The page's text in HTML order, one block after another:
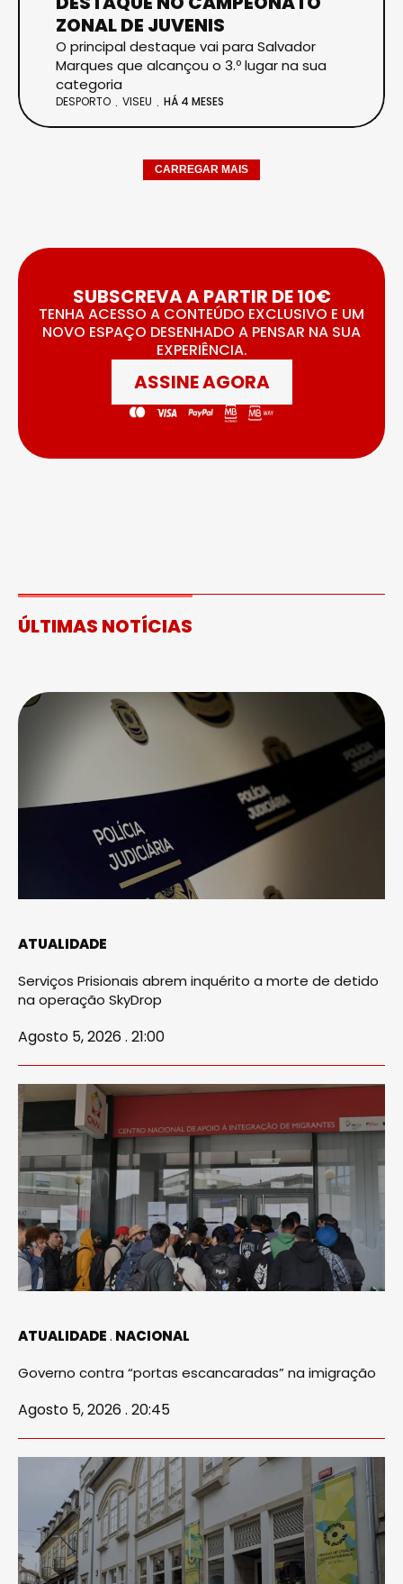
ZONAL DE JUVENIS
O principal destaque vai para Salvador
Marques que alcançou o 3.º lugar na sua
categoria
DESPORTO VISEU HÁ 4 MESES
CARREGAR MAIS
SUBSCREVA A PARTIR DE 10€
TENHA ACESSO A CONTEÚDO EXCLUSIVO E UM
NOVO ESPAÇO DESENHADO A PENSAR NA SUA
EXPERIÊNCIA.
ASSINE AGORA
ÚLTIMAS NOTÍCIAS
ATUALIDADE
Serviços Prisionais abrem inquérito a morte de detido
na operação SkyDrop
Agosto 5, 2026 . 21:00
ATUALIDADE NACIONAL
Governo contra “portas escancaradas” na imigração
Agosto 5, 2026 . 20:45